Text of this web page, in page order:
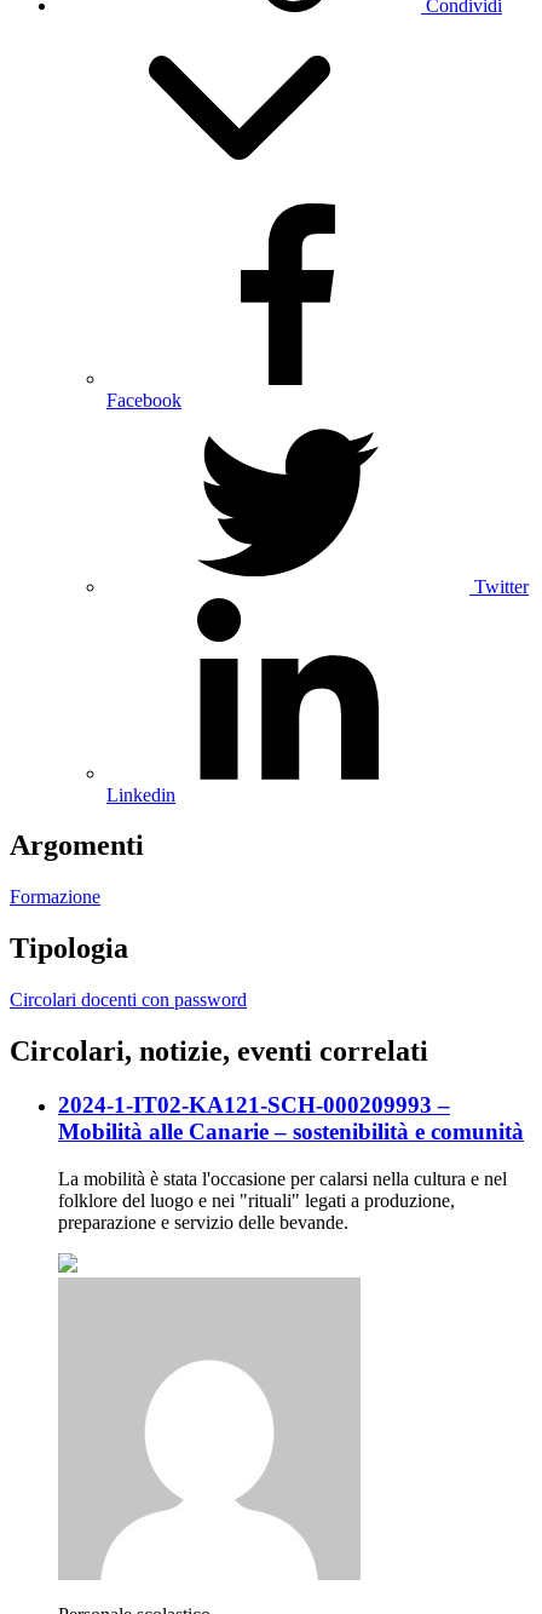
Condividi
Facebook
Twitter
Linkedin
Argomenti
Formazione
Tipologia
Circolari docenti con password
Circolari, notizie, eventi correlati
2024-1-IT02-KA121-SCH-000209993 –
Mobilità alle Canarie – sostenibilità e comunità
La mobilità è stata l'occasione per calarsi nella cultura e nel
folklore del luogo e nei "rituali" legati a produzione,
preparazione e servizio delle bevande.